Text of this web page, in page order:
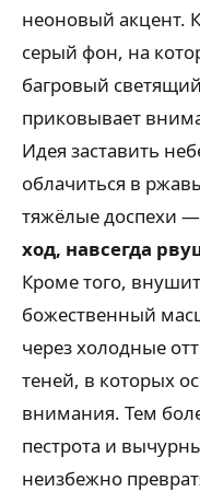
неоновый акцент.
серый фон, на
багровый
приковывает
Идея заставить
облачиться в
тяжёлые доспехи —
ход, навсегда
Кроме того,
божественный
через холодные
теней, в которых
внимания. Тем
пестрота и
неизбежно